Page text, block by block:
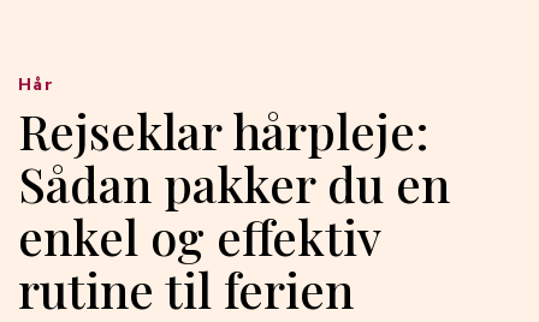
Rejseklar hårpleje:
Sådan pakker du en
enkel og effektiv
rutine til ferien
Hår